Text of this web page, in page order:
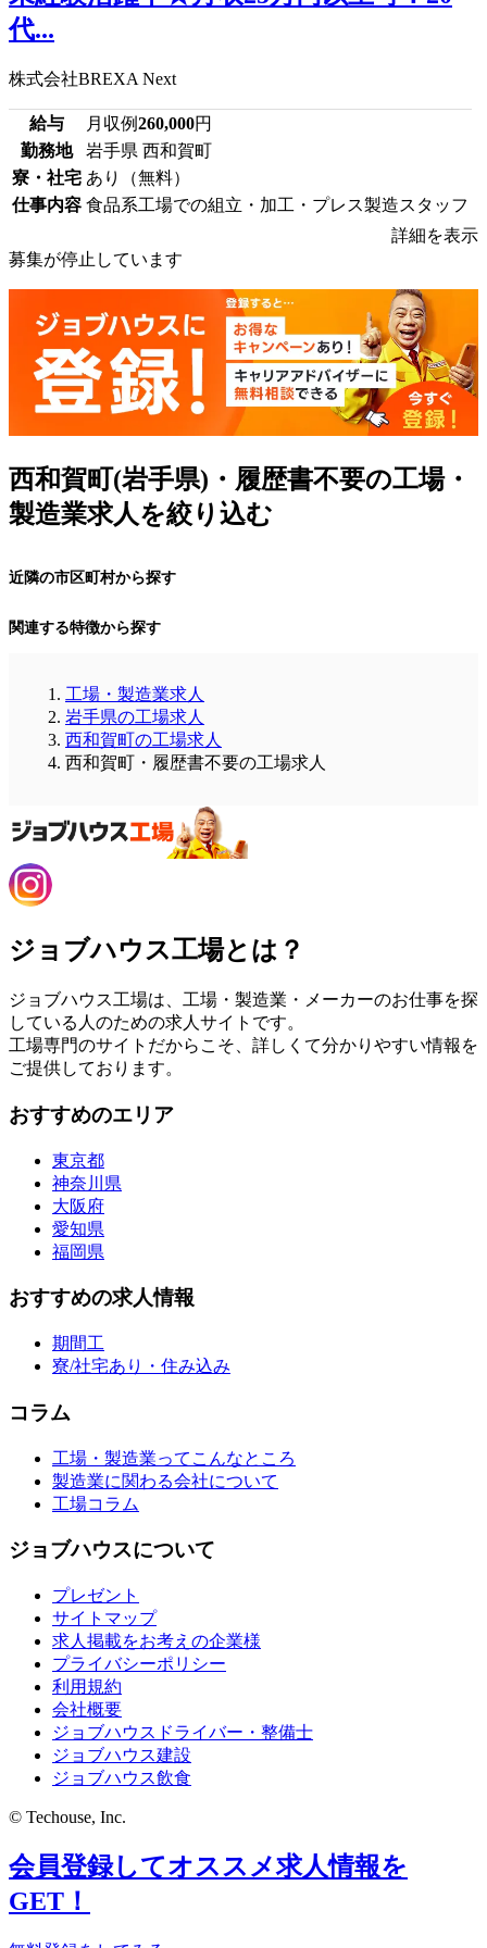
代...
株式会社BREXA Next
給与 月収例260,000円
勤務地
岩手県 西和賀町
寮・社宅 あり（無料）
仕事内容 食品系工場での組立・加工・プレス製造スタッフ
詳細を表示
募集が停止しています
西和賀町(岩手県)・履歴書不要の工場・
製造業求人を絞り込む
近隣の市区町村から探す
関連する特徴から探す
工場・製造業求人
岩手県の工場求人
西和賀町の工場求人
西和賀町・履歴書不要の工場求人
ジョブハウス工場とは？
ジョブハウス工場は、工場・製造業・メーカーのお仕事を探
している人のための求人サイトです。
工場専門のサイトだからこそ、詳しくて分かりやすい情報を
ご提供しております。
おすすめのエリア
東京都
神奈川県
大阪府
愛知県
福岡県
おすすめの求人情報
期間工
寮/社宅あり・住み込み
コラム
工場・製造業ってこんなところ
製造業に関わる会社について
工場コラム
ジョブハウスについて
プレゼント
サイトマップ
求人掲載をお考えの企業様
プライバシーポリシー
利用規約
会社概要
ジョブハウスドライバー・整備士
ジョブハウス建設
ジョブハウス飲食
© Techouse, Inc.
会員登録してオススメ求人情報を
GET！